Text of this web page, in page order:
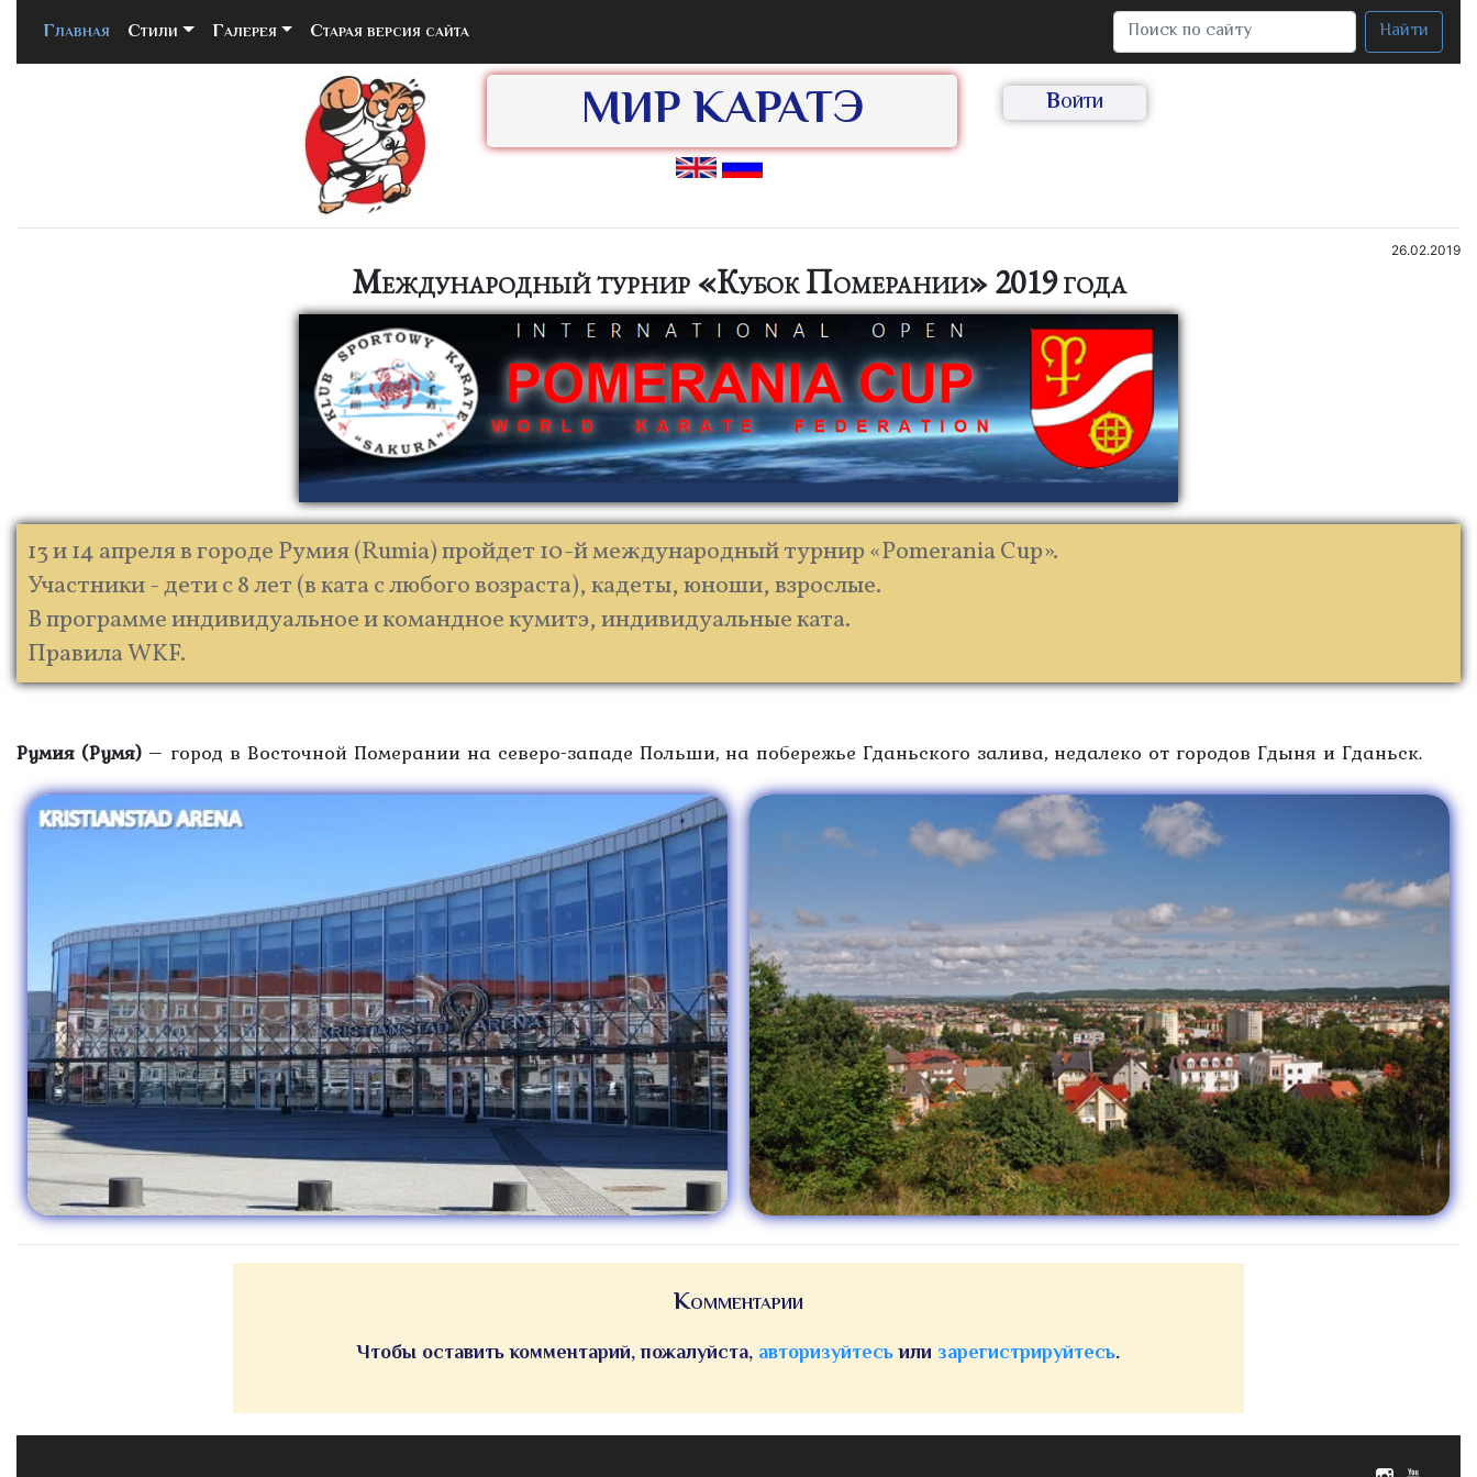
Главная (current)
Стили Галерея Старая версия сайта Найти
МИР КАРАТЭ Войти
26.02.2019
Международный турнир «Кубок Померании» 2019 года
13 и 14 апреля в городе Румия (Rumia) пройдет 10-й международный турнир «Pomerania Cup».
Участники - дети с 8 лет (в ката с любого возраста), кадеты, юноши, взрослые.
В программе индивидуальное и командное кумитэ, индивидуальные ката.
Правила WKF.
Румия (Румя) – город в Восточной Померании на северо-западе Польши, на побережье Гданьского залива, недалеко от городов Гдыня и Гданьск.
Комментарии
Чтобы оставить комментарий, пожалуйста, авторизуйтесьили зарегистрируйтесь.